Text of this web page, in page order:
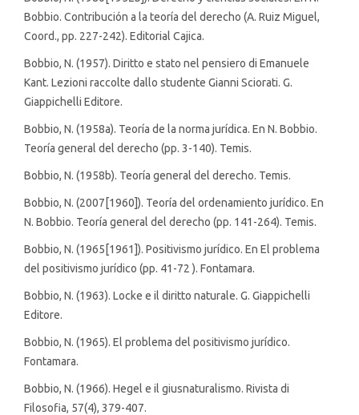
Bobbio. Contribución a la teoría del derecho (A. Ruiz Miguel,
Coord., pp. 227-242). Editorial Cajica.
Bobbio, N. (1957). Diritto e stato nel pensiero di Emanuele
Kant. Lezioni raccolte dallo studente Gianni Sciorati. G.
Giappichelli Editore.
Bobbio, N. (1958a). Teoría de la norma jurídica. En N. Bobbio.
Teoría general del derecho (pp. 3-140). Temis.
Bobbio, N. (1958b). Teoría general del derecho. Temis.
Bobbio, N. (2007[1960]). Teoría del ordenamiento jurídico. En
N. Bobbio. Teoría general del derecho (pp. 141-264). Temis.
Bobbio, N. (1965[1961]). Positivismo jurídico. En El problema
del positivismo jurídico (pp. 41-72 ). Fontamara.
Bobbio, N. (1963). Locke e il diritto naturale. G. Giappichelli
Editore.
Bobbio, N. (1965). El problema del positivismo jurídico.
Fontamara.
Bobbio, N. (1966). Hegel e il giusnaturalismo. Rivista di
Filosofia, 57(4), 379-407.